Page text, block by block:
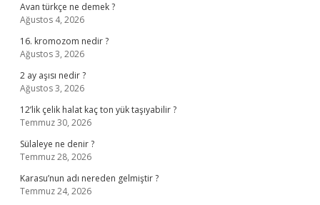
Avan türkçe ne demek ?
Ağustos 4, 2026
16. kromozom nedir ?
Ağustos 3, 2026
2 ay aşısı nedir ?
Ağustos 3, 2026
12’lik çelik halat kaç ton yük taşıyabilir ?
Temmuz 30, 2026
Sülaleye ne denir ?
Temmuz 28, 2026
Karasu’nun adı nereden gelmiştir ?
Temmuz 24, 2026